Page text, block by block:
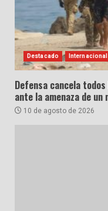
Destacado Internacional
Defensa cancela
ante la amenaza de
10 de agosto de 2026